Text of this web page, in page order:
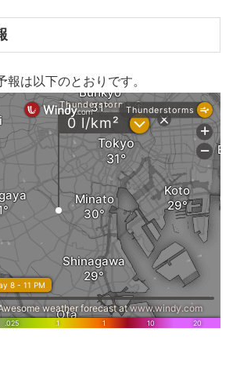
報は以下のとおりです。